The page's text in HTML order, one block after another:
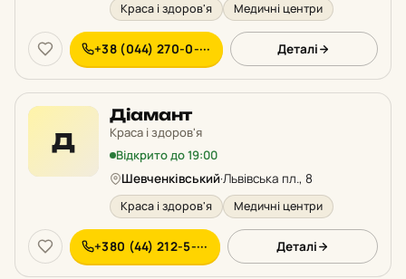
Краса і здоров'я Медичні центри
+38 (044) 270-0-··· Деталі
Д
Діамант
Краса і здоров'я
Відкрито до 19:00
Шевченківський·Львівська пл., 8
Краса і здоров'я Медичні центри
+380 (44) 212-5-··· Деталі